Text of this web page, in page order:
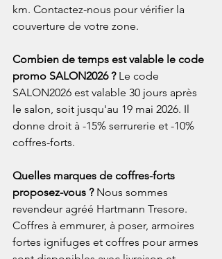
km. Contactez-nous pour vérifier la
couverture de votre zone.
Combien de temps est valable le code
promo SALON2026 ? Le code
SALON2026 est valable 30 jours après
le salon, soit jusqu'au 19 mai 2026. Il
donne droit à -15% serrurerie et -10%
coffres-forts.
Quelles marques de coffres-forts
proposez-vous ? Nous sommes
revendeur agréé Hartmann Tresore.
Coffres à emmurer, à poser, armoires
fortes ignifuges et coffres pour armes